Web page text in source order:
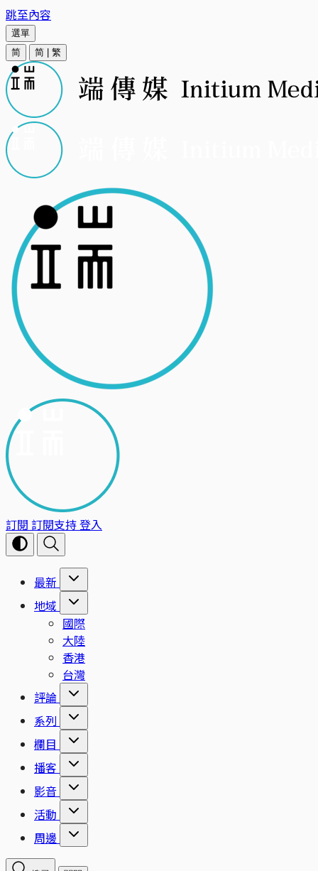
跳至內容
選單
简
简 繁
訂閱 訂閱支持登入
最新
地域
國際
大陸
香港
台灣
評論
系列
欄目
播客
影音
活動
周邊